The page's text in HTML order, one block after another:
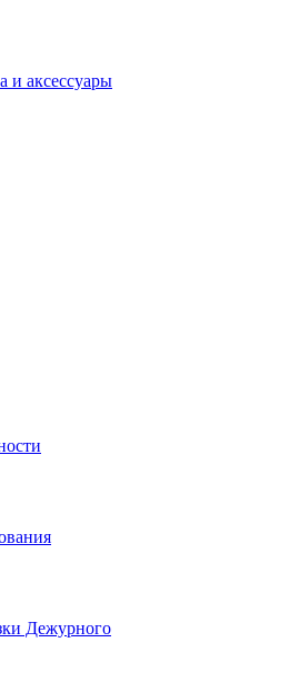
и аксессуары
Дежурного